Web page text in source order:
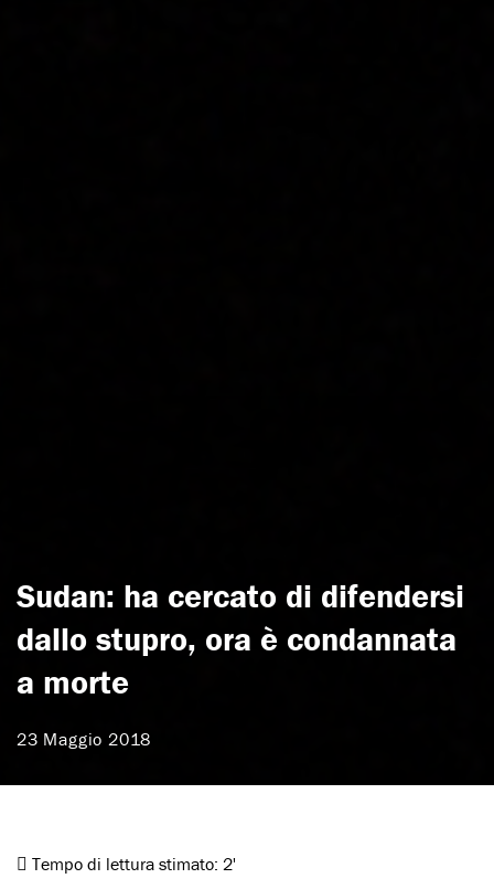
Sudan: ha cercato di difendersi
dallo stupro, ora è condannata
a morte
23 Maggio 2018
Tempo di lettura stimato: 2'